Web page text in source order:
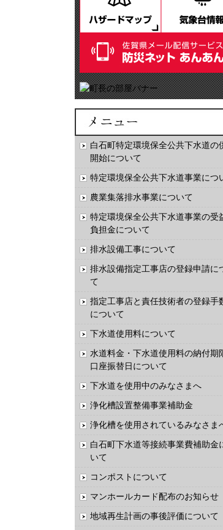
白石町特定環境保全公共下水道の
開始について
特定環境保全公共下水道事業につ
農業集落排水事業について
特定環境保全公共下水道事業の受
負担金について
排水設備工事について
排水設備指定工事店の登録申請に
て
指定工事店と責任技術者の登録手
について
下水道使用料について
水道料金・下水道使用料の納付期
口座振替日について
下水道を使用中のみなさまへ
浄化槽設置整備事業補助金
浄化槽を使用されているみなさま
白石町下水道等接続事業費補助金
いて
コンポストについて
マンホールカード配布のお知らせ
地域再生計画の事後評価について